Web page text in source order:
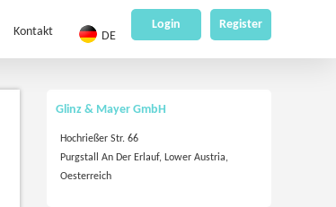
Register
Login
Kontakt DE
Glinz & Mayer GmbH
Hochrießer Str. 66
Purgstall An Der Erlauf, Lower Austria,
Oesterreich